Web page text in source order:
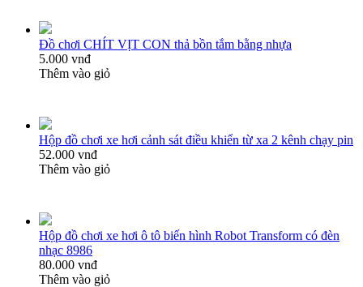
Đồ chơi CHÍT VỊT CON thả bồn tắm bằng nhựa
5.000 vnđ
Thêm vào giỏ
Hộp đồ chơi xe hơi cảnh sát điều khiển từ xa 2 kênh chạy pin
52.000 vnđ
Thêm vào giỏ
Hộp đồ chơi xe hơi ô tô biến hình Robot Transform có đèn
nhạc 8986
80.000 vnđ
Thêm vào giỏ